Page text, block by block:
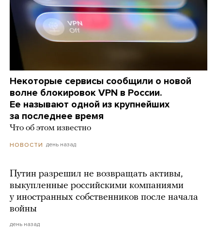
Некоторые сервисы сообщили о новой
волне блокировок VPN в России.
Ее называют одной из крупнейших
за последнее время
Что об этом известно
НОВОСТИ день назад
Путин разрешил не возвращать активы,
выкупленные российскими компаниями
у иностранных собственников после начала
войны
день назад